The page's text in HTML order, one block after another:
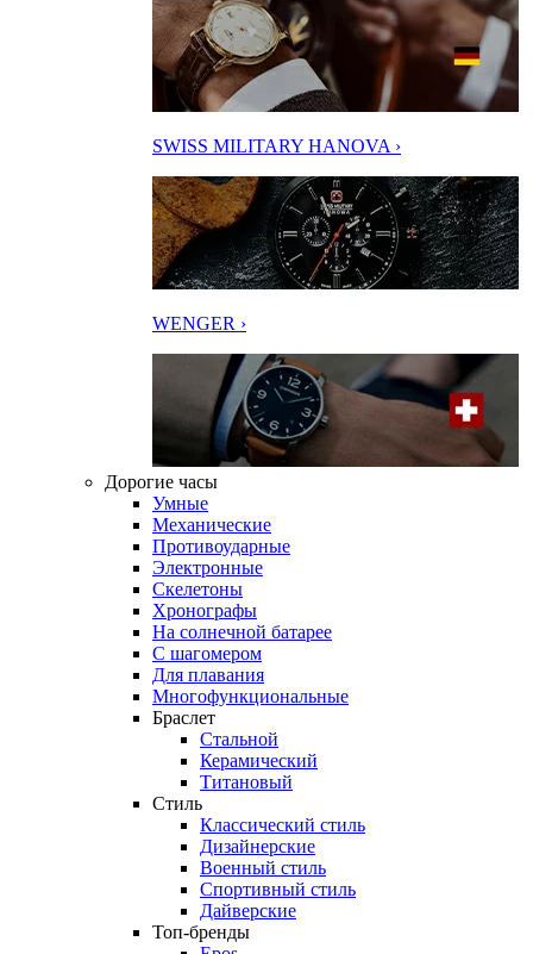
SWISS MILITARY HANOVA ›
WENGER ›
Дорогие часы
Умные
Механические
Противоударные
Электронные
Скелетоны
Хронографы
На солнечной батарее
С шагомером
Для плавания
Многофункциональные
Браслет
Стальной
Керамический
Титановый
Стиль
Классический стиль
Дизайнерские
Военный стиль
Спортивный стиль
Дайверские
Топ-бренды